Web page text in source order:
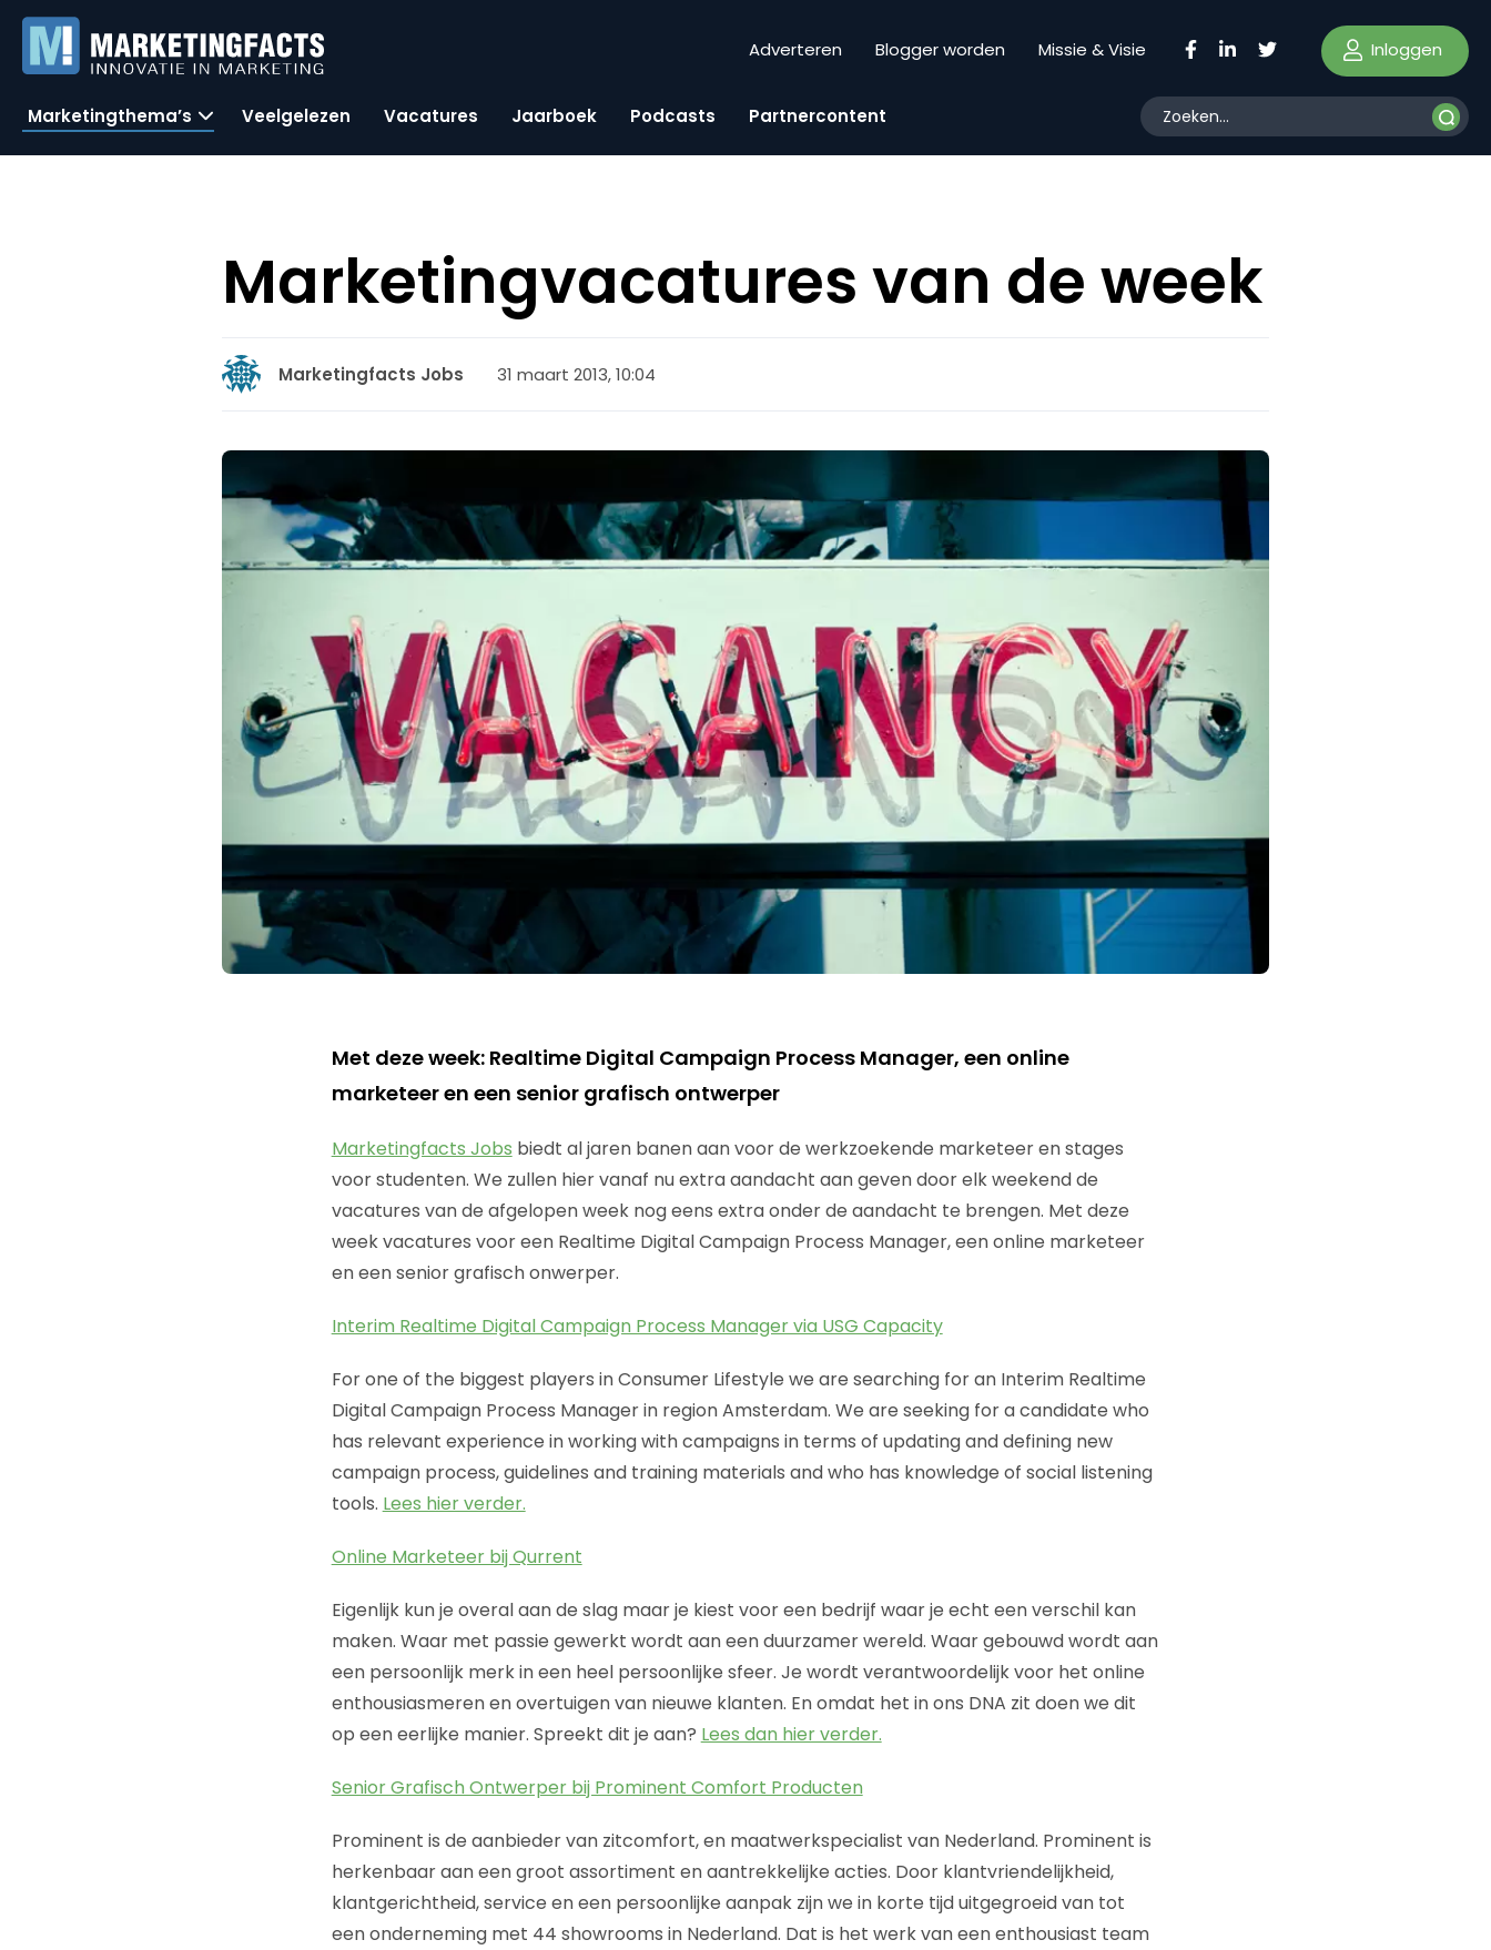
Adverteren Blogger worden Missie & Visie Inloggen
Marketingthema’s Veelgelezen Vacatures Jaarboek Podcasts Partnercontent
Marketingvacatures van de week
Marketingfacts Jobs 31 maart 2013, 10:04
Met deze week: Realtime Digital Campaign Process Manager, een online
marketeer en een senior grafisch ontwerper
Marketingfacts Jobs biedt al jaren banen aan voor de werkzoekende marketeer en stages
voor studenten. We zullen hier vanaf nu extra aandacht aan geven door elk weekend de
vacatures van de afgelopen week nog eens extra onder de aandacht te brengen. Met deze
week vacatures voor een Realtime Digital Campaign Process Manager, een online marketeer
en een senior grafisch onwerper.
Interim Realtime Digital Campaign Process Manager via USG Capacity
For one of the biggest players in Consumer Lifestyle we are searching for an Interim Realtime
Digital Campaign Process Manager in region Amsterdam. We are seeking for a candidate who
has relevant experience in working with campaigns in terms of updating and defining new
campaign process, guidelines and training materials and who has knowledge of social listening
tools. Lees hier verder.
Online Marketeer bij Qurrent
Eigenlijk kun je overal aan de slag maar je kiest voor een bedrijf waar je echt een verschil kan
maken. Waar met passie gewerkt wordt aan een duurzamer wereld. Waar gebouwd wordt aan
een persoonlijk merk in een heel persoonlijke sfeer. Je wordt verantwoordelijk voor het online
enthousiasmeren en overtuigen van nieuwe klanten. En omdat het in ons DNA zit doen we dit
op een eerlijke manier. Spreekt dit je aan? Lees dan hier verder.
Senior Grafisch Ontwerper bij Prominent Comfort Producten
Prominent is de aanbieder van zitcomfort, en maatwerkspecialist van Nederland. Prominent is
herkenbaar aan een groot assortiment en aantrekkelijke acties. Door klantvriendelijkheid,
klantgerichtheid, service en een persoonlijke aanpak zijn we in korte tijd uitgegroeid van tot
een onderneming met 44 showrooms in Nederland. Dat is het werk van een enthousiast team